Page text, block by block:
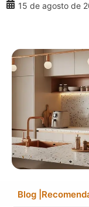
15 de agosto de
Blog